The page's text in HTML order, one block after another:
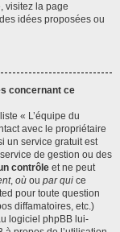
visitez la page
idées proposées ou
concernant ce
« L’équipe du
avec le propriétaire
un service gratuit est
de gestion ou des
contrôle et ne peut
, où ou par qui ce
pour toute question
diffamatoires, etc.)
logiciel phpBB lui-